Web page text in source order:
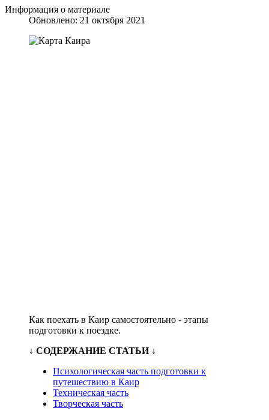
Информация о материале
Обновлено: 21 октября 2021
Как поехать в Каир самостоятельно - этапы
подготовки к поездке.
↓ СОДЕРЖАНИЕ СТАТЬИ ↓
Психологическая часть подготовки к
путешествию в Каир
Техническая часть
Творческая часть